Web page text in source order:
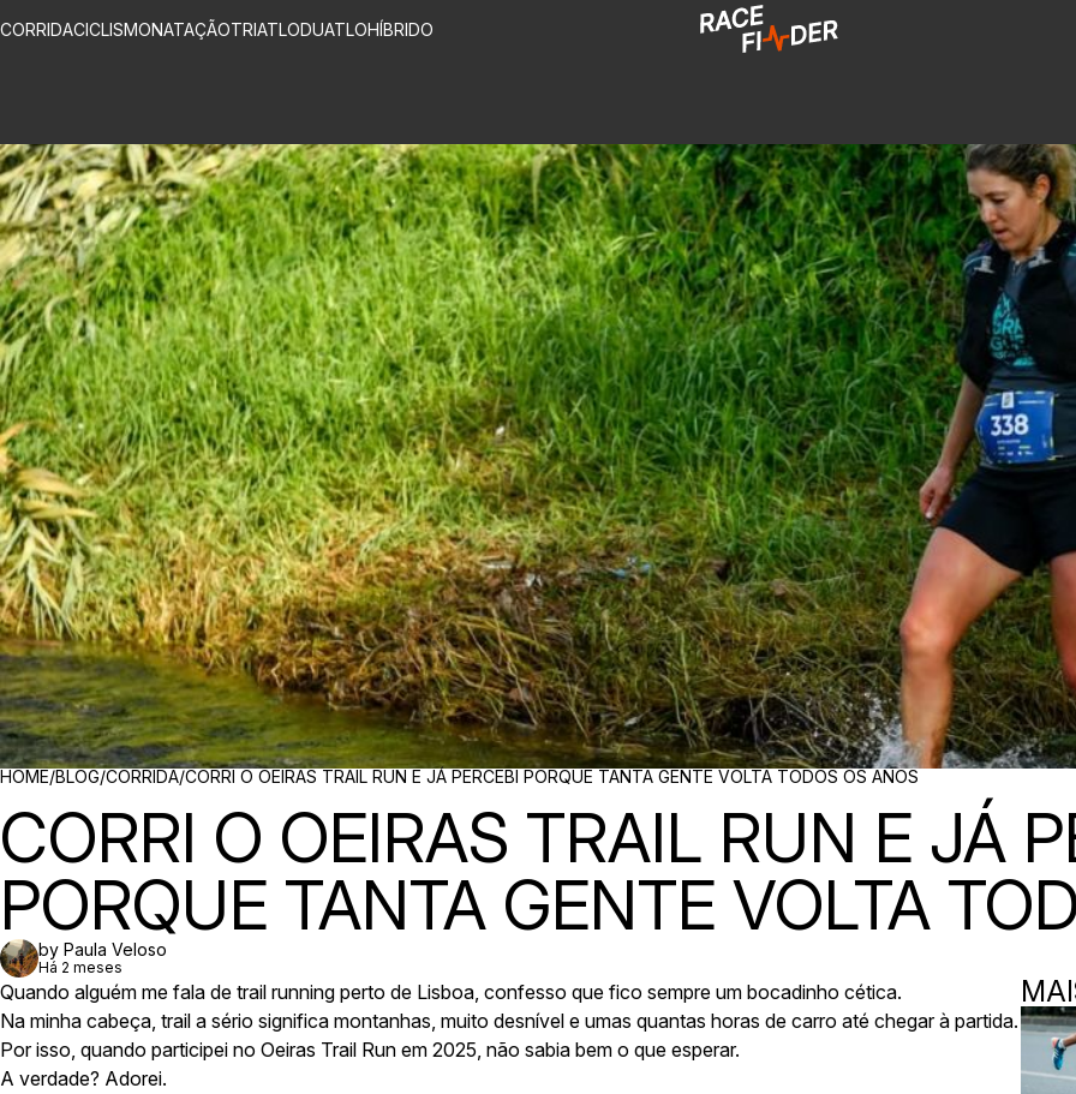
CORRIDACICLISMONATAÇÃOTRIATLODUATLOHÍBRIDO
BREADCRUMBS
HOME/BLOG/CORRIDA/CORRI O OEIRAS TRAIL RUN E JÁ PERCEBI PORQUE TANTA GENTE VOLTA TODOS OS ANOS
CORRI O OEIRAS TRAIL RUN E JÁ
PORQUE TANTA GENTE VOLTA
by Paula Veloso
Há 2 meses
Quando alguém me fala de trail running perto de Lisboa, confesso que fico sempre um bocadinho cética.
Na minha cabeça, trail a sério significa montanhas, muito desnível e umas quantas horas de carro até chegar à partida.
Por isso, quando participei no Oeiras Trail Run em 2025, não sabia bem o que esperar.
A verdade? Adorei.